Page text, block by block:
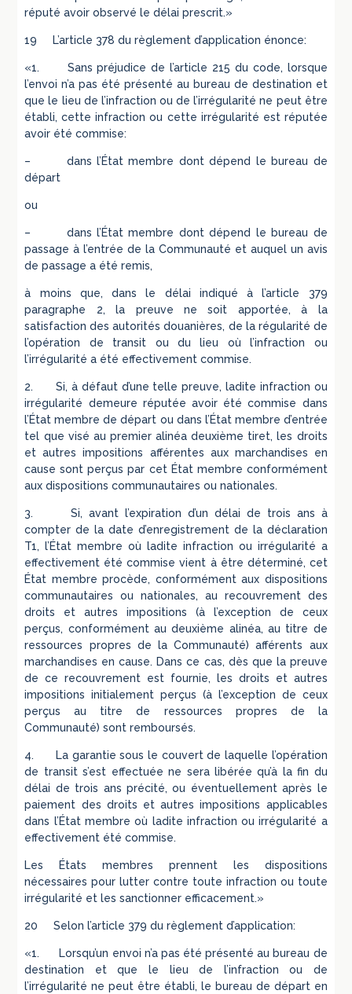
réputé avoir observé le délai prescrit.»
19 L’article 378 du règlement d’application énonce:
«1. Sans préjudice de l’article 215 du code, lorsque
l’envoi n’a pas été présenté au bureau de destination et
que le lieu de l’infraction ou de l’irrégularité ne peut être
établi, cette infraction ou cette irrégularité est réputée
avoir été commise:
– dans l’État membre dont dépend le bureau de
départ
ou
– dans l’État membre dont dépend le bureau de
passage à l’entrée de la Communauté et auquel un avis
de passage a été remis,
à moins que, dans le délai indiqué à l’article 379
paragraphe 2, la preuve ne soit apportée, à la
satisfaction des autorités douanières, de la régularité de
l’opération de transit ou du lieu où l’infraction ou
l’irrégularité a été effectivement commise.
2. Si, à défaut d’une telle preuve, ladite infraction ou
irrégularité demeure réputée avoir été commise dans
l’État membre de départ ou dans l’État membre d’entrée
tel que visé au premier alinéa deuxième tiret, les droits
et autres impositions afférentes aux marchandises en
cause sont perçus par cet État membre conformément
aux dispositions communautaires ou nationales.
3. Si, avant l’expiration d’un délai de trois ans à
compter de la date d’enregistrement de la déclaration
T1, l’État membre où ladite infraction ou irrégularité a
effectivement été commise vient à être déterminé, cet
État membre procède, conformément aux dispositions
communautaires ou nationales, au recouvrement des
droits et autres impositions (à l’exception de ceux
perçus, conformément au deuxième alinéa, au titre de
ressources propres de la Communauté) afférents aux
marchandises en cause. Dans ce cas, dès que la preuve
de ce recouvrement est fournie, les droits et autres
impositions initialement perçus (à l’exception de ceux
perçus au titre de ressources propres de la
Communauté) sont remboursés.
4. La garantie sous le couvert de laquelle l’opération
de transit s’est effectuée ne sera libérée qu’à la fin du
délai de trois ans précité, ou éventuellement après le
paiement des droits et autres impositions applicables
dans l’État membre où ladite infraction ou irrégularité a
effectivement été commise.
Les États membres prennent les dispositions
nécessaires pour lutter contre toute infraction ou toute
irrégularité et les sanctionner efficacement.»
20 Selon l’article 379 du règlement d’application:
«1. Lorsqu’un envoi n’a pas été présenté au bureau de
destination et que le lieu de l’infraction ou de
l’irrégularité ne peut être établi, le bureau de départ en